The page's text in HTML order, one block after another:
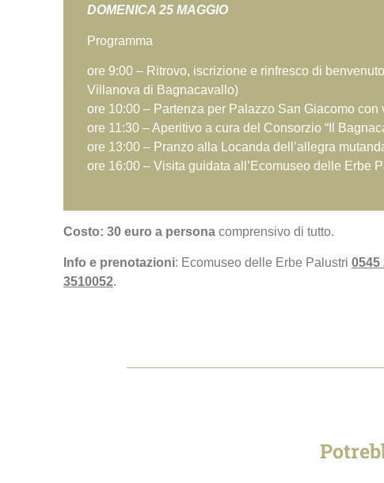
DOMENICA 25 MAGGIO
Programma
ore 9:00 – Ritrovo, iscrizione e rinfresco di
Villanova di Bagnacavallo)
ore 10:00 – Partenza per Palazzo San Giacomo
ore 11:30 – Aperitivo a cura del Consorzio “Il
ore 13:00 – Pranzo alla Locanda dell’allegra
ore 16:00 – Visita guidata all’Ecomuseo delle Erbe
Costo: 30 euro a persona comprensivo di tutto.
Info e prenotazioni: Ecomuseo delle Erbe Palustri 0545
3510052.